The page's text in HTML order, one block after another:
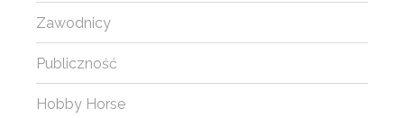
Zawodnicy
Publiczność
Hobby Horse